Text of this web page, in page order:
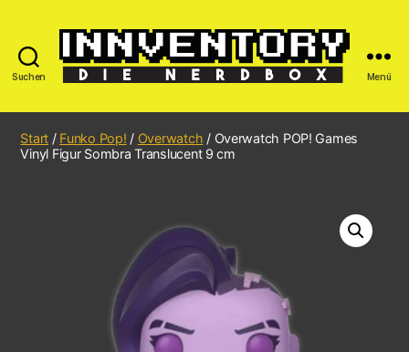
Suchen Menü
Start / Funko Pop! / Overwatch / Overwatch POP! Games
Vinyl Figur Sombra Translucent 9 cm